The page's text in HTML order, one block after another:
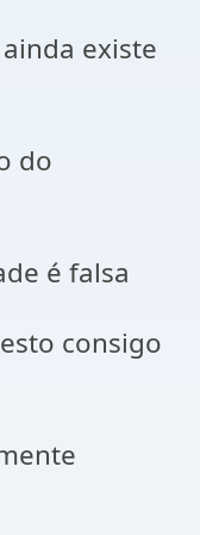
existe
do
é falsa
consigo